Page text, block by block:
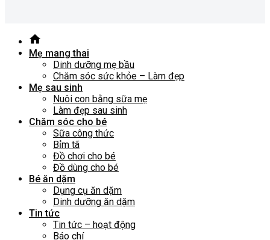
Mẹ mang thai
Dinh dưỡng mẹ bầu
Chăm sóc sức khỏe – Làm đẹp
Mẹ sau sinh
Nuôi con bằng sữa mẹ
Làm đẹp sau sinh
Chăm sóc cho bé
Sữa công thức
Bỉm tã
Đồ chơi cho bé
Đồ dùng cho bé
Bé ăn dặm
Dụng cụ ăn dặm
Dinh dưỡng ăn dặm
Tin tức
Tin tức – hoạt động
Báo chí